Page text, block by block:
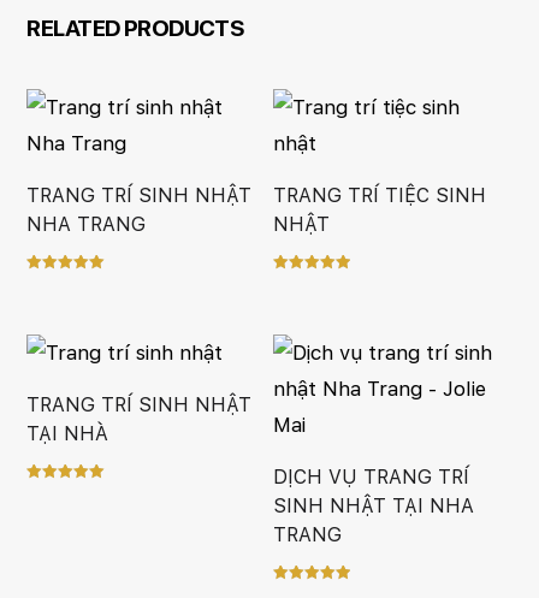
RELATED PRODUCTS
TRANG TRÍ SINH NHẬT
NHA TRANG
TRANG TRÍ TIỆC SINH
NHẬT
TRANG TRÍ SINH NHẬT
TẠI NHÀ
DỊCH VỤ TRANG TRÍ
SINH NHẬT TẠI NHA
TRANG